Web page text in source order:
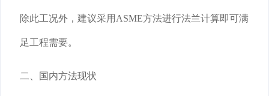
除此工况外，建议采用ASME方法进行法兰计算即可满
足工程需要。
二、国内方法现状